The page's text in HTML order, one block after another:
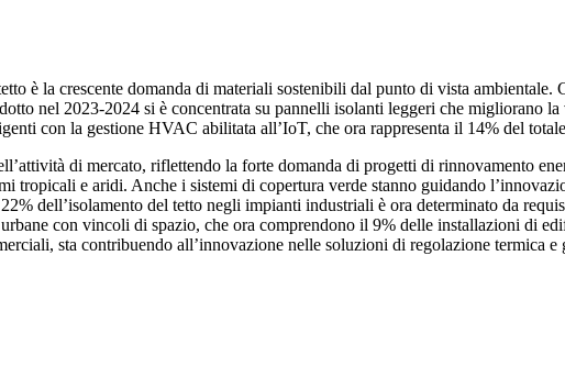
è la crescente domanda di materiali sostenibili dal punto di vista
nel 2023-2024 si è concentrata su pannelli isolanti leggeri che migliorano
con la gestione HVAC abilitata all’IoT, che ora rappresenta il 14% del
di mercato, riflettendo la forte domanda di progetti di rinnovamento
tropicali e aridi. Anche i sistemi di copertura verde stanno guidando
dell’isolamento del tetto negli impianti industriali è ora determinato da
con vincoli di spazio, che ora comprendono il 9% delle installazioni di
sta contribuendo all’innovazione nelle soluzioni di regolazione termica e